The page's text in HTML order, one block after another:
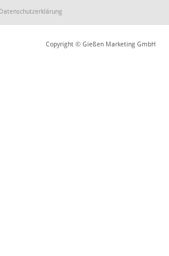
Datenschutzerklärung
Copyright © Gießen Marketing GmbH